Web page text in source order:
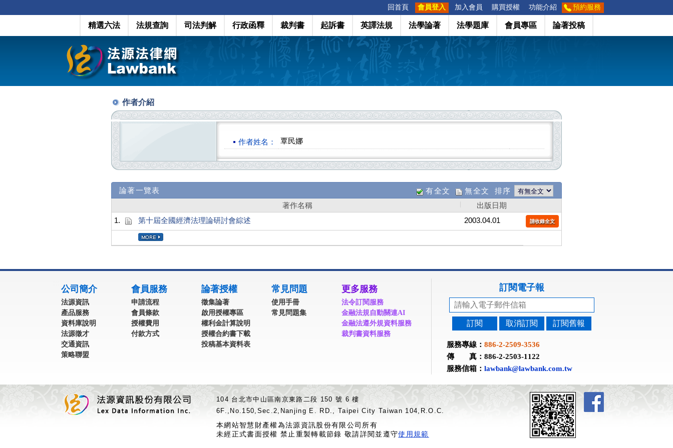
回首頁 會員登入 加入會員 購買授權 功能介紹 預約服務
精選六法 法規查詢 司法判解 行政函釋 裁判書 起訴書 英譯法規 法學論著 法學題庫 會員專區 論著投稿
作者介紹
作者姓名： 覃民娜
論著一覽表 有全文 無全文 排序
著作名稱
出版日期
1.
第十屆全國經濟法理論研討會綜述 2003.04.01 請收錄全文
公司簡介
法源資訊
產品服務
資料庫說明
法源徵才
交通資訊
策略聯盟
會員服務
申請流程
會員條款
授權費用
付款方式
論著授權
徵集論著
啟用授權專區
權利金計算說明
授權合約書下載
投稿基本資料表
常見問題
使用手冊
常見問題集
更多服務
法令訂閱服務
金融法規自動關連AI
金融法遵外規資料服務
裁判書資料服務
訂閱電子報
訂閱 取消訂閱 訂閱舊報
服務專線： 886-2-2509-3536
傳 真：886-2-2503-1122
服務信箱： lawbank@lawbank.com.tw
104 台北市中山區南京東路二段 150 號 6 樓
6F.,No.150,Sec.2,Nanjing E. RD., Taipei City Taiwan 104,R.O.C.
本網站智慧財產權為法源資訊股份有限公司所有
未經正式書面授權 禁止重製轉載節錄 敬請詳閱並遵守使用規範